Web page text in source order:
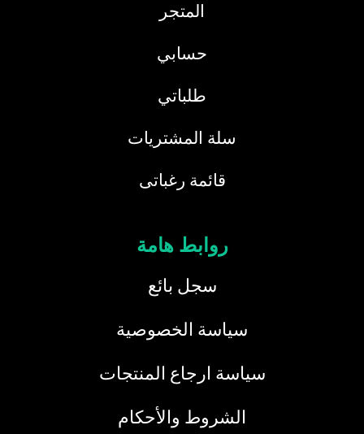
المتجر
حسابي
طلباتي
سلة المشتريات
قائمة رغباتى
روابط هامة
سجل بائع
سياسة الخصوصية
سياسة ارجاع المنتجات
الشروط والأحكام